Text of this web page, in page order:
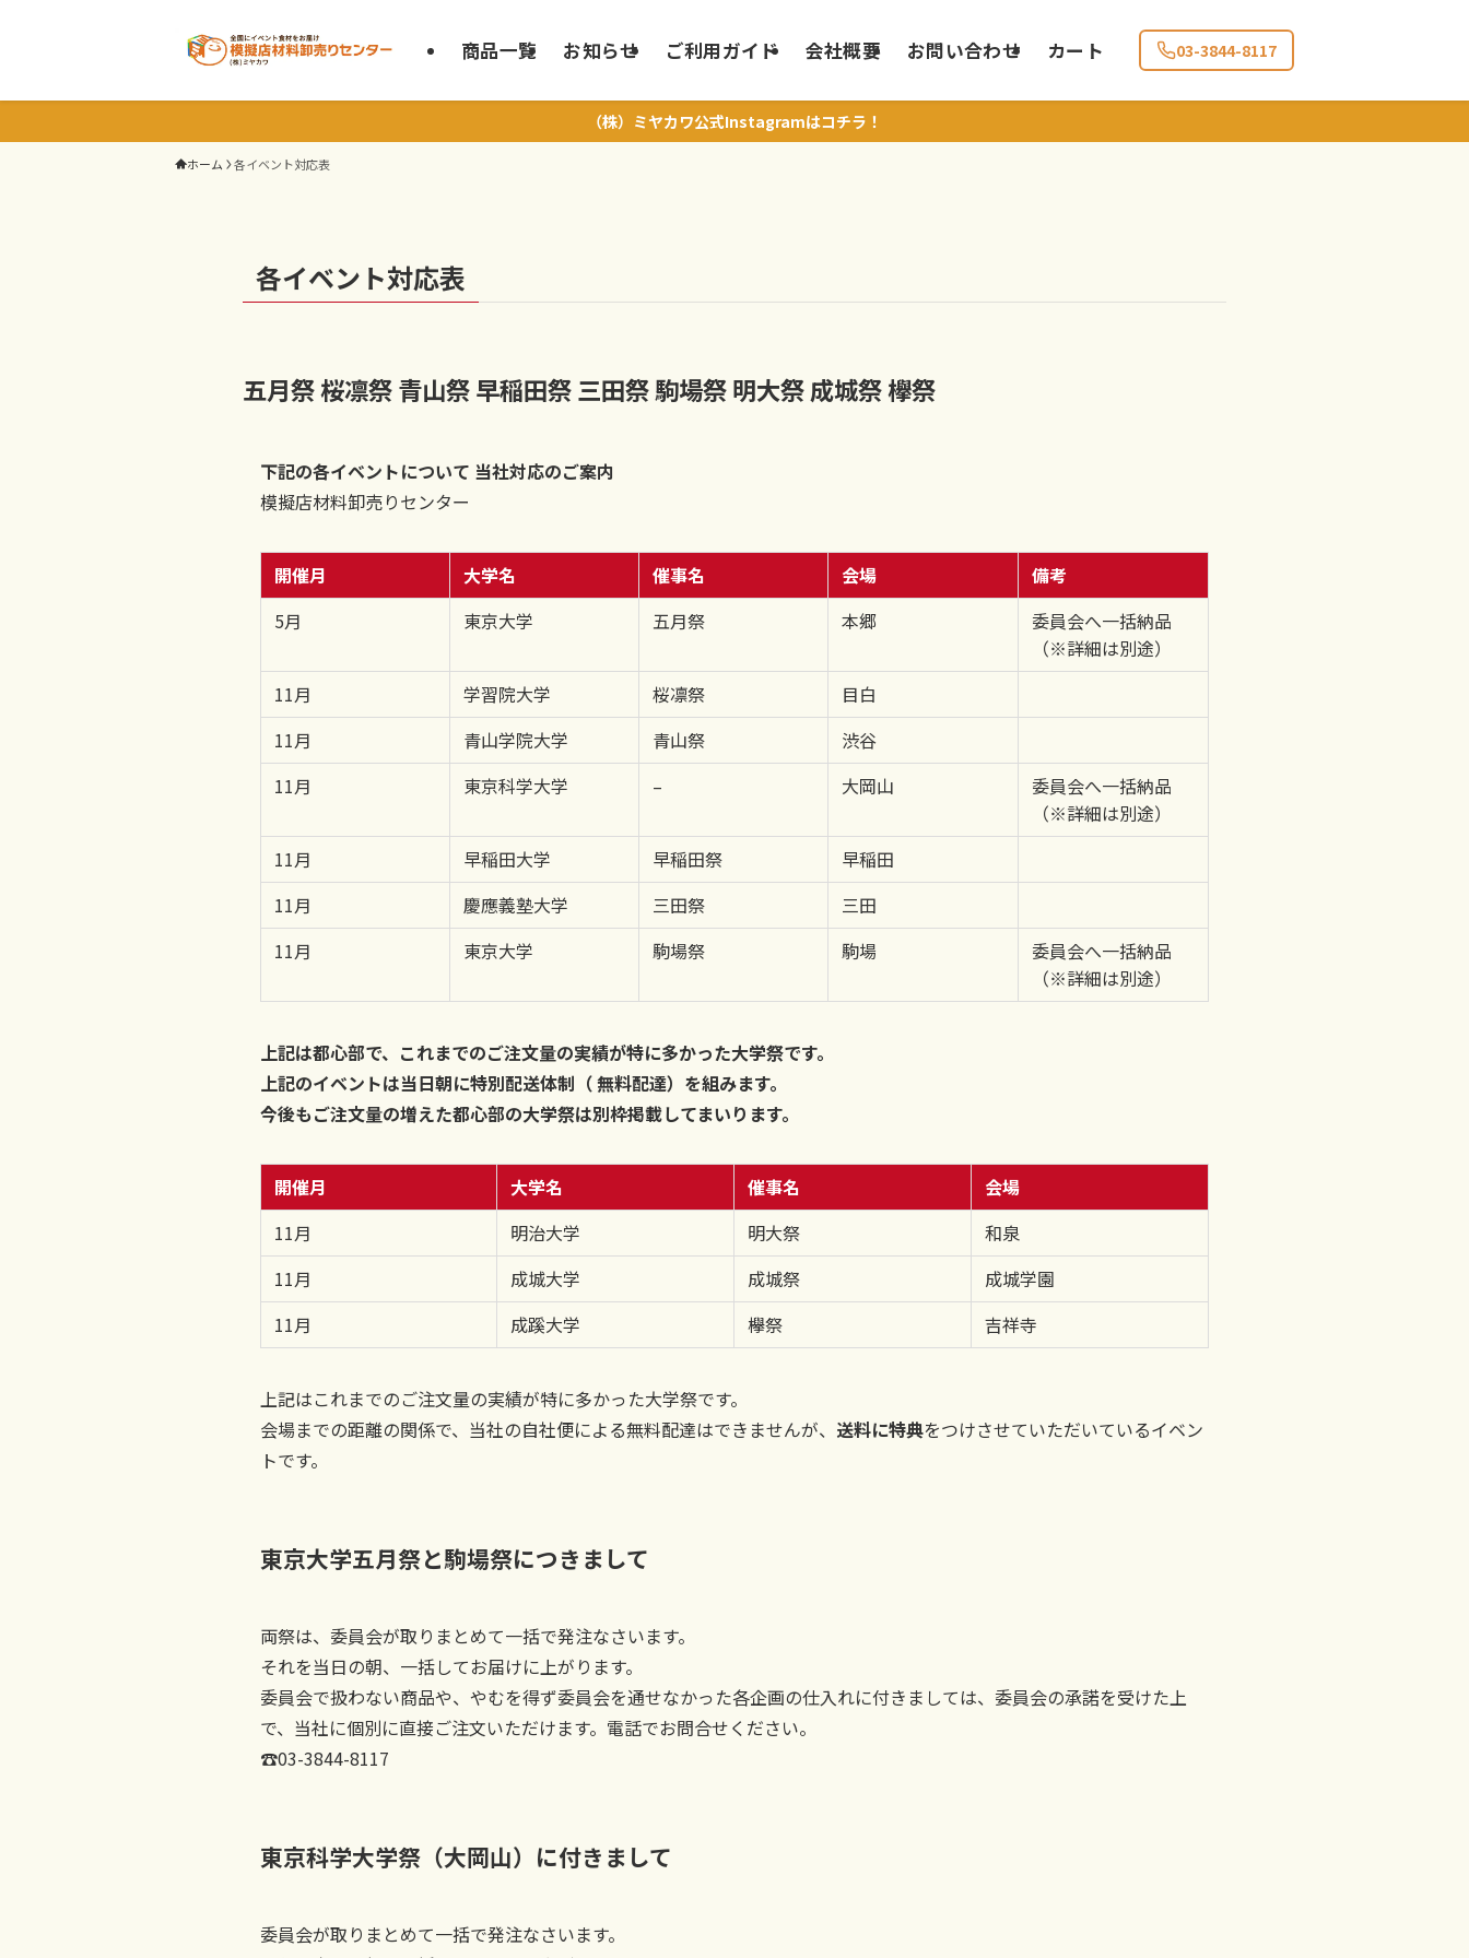
商品一覧 お知らせ ご利用ガイド 会社概要 お問い合わせ カート 03-3844-8117
（株）ミヤカワ公式Instagramはコチラ！
ホーム 各イベント対応表
各イベント対応表
五月祭 桜凛祭 青山祭 早稲田祭 三田祭 駒場祭 明大祭 成城祭 欅祭
下記の各イベントについて 当社対応のご案内
模擬店材料卸売りセンター
開催月 大学名 催事名 会場
備考
5月
東京大学 五月祭 本郷
委員会へ一括納品
（※詳細は別途）
11月
学習院大学 桜凛祭
目白
11月
青山学院大学 青山祭
渋谷
11月
東京科学大学 – 大岡山
委員会へ一括納品
（※詳細は別途）
11月
早稲田大学 早稲田祭
早稲田
11月
慶應義塾大学 三田祭
三田
11月
東京大学 駒場祭 駒場
委員会へ一括納品
（※詳細は別途）
上記は都心部で、これまでのご注文量の実績が特に多かった大学祭です。
上記のイベントは当日朝に特別配送体制（ 無料配達）を組みます。
今後もご注文量の増えた都心部の大学祭は別枠掲載してまいります。
開催月 大学名 催事名
会場
11月
明治大学 明大祭
和泉
11月
成城大学 成城祭
成城学園
11月
成蹊大学 欅祭 吉祥寺
上記はこれまでのご注文量の実績が特に多かった大学祭です。
会場までの距離の関係で、当社の自社便による無料配達はできませんが、 送料に特典をつけさせていただいているイベン
トです。
東京大学五月祭と駒場祭につきまして
両祭は、委員会が取りまとめて一括で発注なさいます。
それを当日の朝、一括してお届けに上がります。
委員会で扱わない商品や、やむを得ず委員会を通せなかった各企画の仕入れに付きましては、委員会の承諾を受けた上
で、当社に個別に直接ご注文いただけます。電話でお問合せください。
☎03-3844-8117
東京科学大学祭（大岡山）に付きまして
委員会が取りまとめて一括で発注なさいます。